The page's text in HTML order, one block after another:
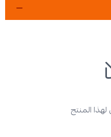
المنتج